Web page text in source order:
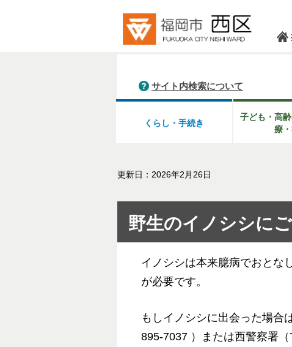
サイト内検索について
くらし・手続き
子ども・高
療
更新日：2026年2月26日
野生のイノシシに
イノシシは本来臆病でおとな
が必要です。
もしイノシシに出会った場合
895-7037 ）または西警察署